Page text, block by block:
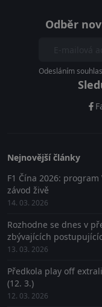
Odběr
Odesláním
Nejnovější články
F1 Čína 2026:
závod živě
14. 03. 2026
Rozhodne se dnes v
zbývajících
13. 03. 2026
Předkola play off
(12. 3.)
12. 03. 2026